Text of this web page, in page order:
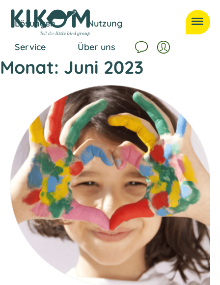
Lösungen Nutzung
Service Über uns
Monat: Juni 2023